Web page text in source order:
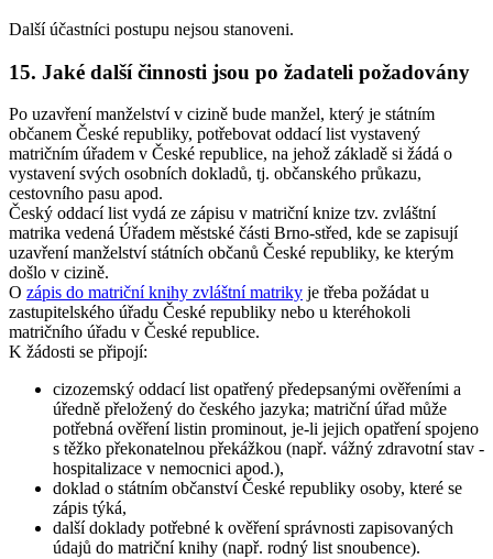
Další účastníci postupu nejsou stanoveni.
15. Jaké další činnosti jsou po žadateli požadovány
Po uzavření manželství v cizině bude manžel, který je státním
občanem České republiky, potřebovat oddací list vystavený
matričním úřadem v České republice, na jehož základě si žádá o
vystavení svých osobních dokladů, tj. občanského průkazu,
cestovního pasu apod.
Český oddací list vydá ze zápisu v matriční knize tzv. zvláštní
matrika vedená Úřadem městské části Brno-střed, kde se zapisují
uzavření manželství státních občanů České republiky, ke kterým
došlo v cizině.
O zápis do matriční knihy zvláštní matriky je třeba požádat u
zastupitelského úřadu České republiky nebo u kteréhokoli
matričního úřadu v České republice.
K žádosti se připojí:
cizozemský oddací list opatřený předepsanými ověřeními a
úředně přeložený do českého jazyka; matriční úřad může
potřebná ověření listin prominout, je-li jejich opatření spojeno
s těžko překonatelnou překážkou (např. vážný zdravotní stav -
hospitalizace v nemocnici apod.),
doklad o státním občanství České republiky osoby, které se
zápis týká,
další doklady potřebné k ověření správnosti zapisovaných
údajů do matriční knihy (např. rodný list snoubence).